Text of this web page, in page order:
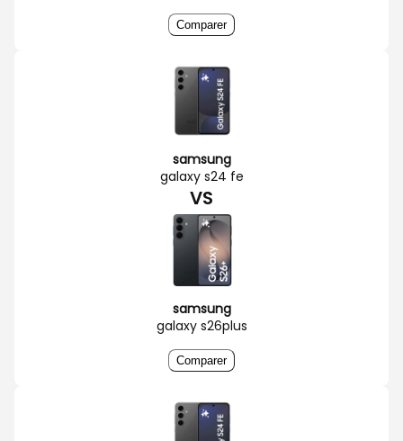
Comparer
samsung
galaxy s24 fe
VS
samsung
galaxy s26plus
Comparer